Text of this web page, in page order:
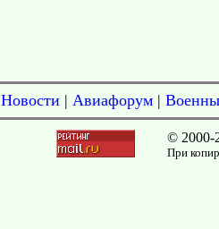
Новости | Авиафорум |
© 2000-
При